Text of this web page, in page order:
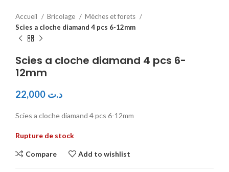
Accueil Bricolage
Mèches et forets
Scies a cloche diamand 4 pcs 6-12mm
Scies a cloche diamand 4 pcs 6-
12mm
د.ت
Scies a cloche diamand 4 pcs 6-12mm
Rupture de stock
Compare Add to wishlist